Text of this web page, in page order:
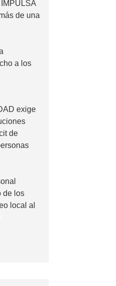
de una
a los
exige
de
de los
local al